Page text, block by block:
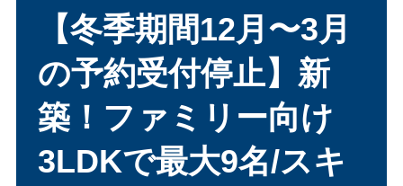
【冬季期間12月〜3月
の予約受付停止】新
築！ファミリー向け
3LDKで最大9名/スキ